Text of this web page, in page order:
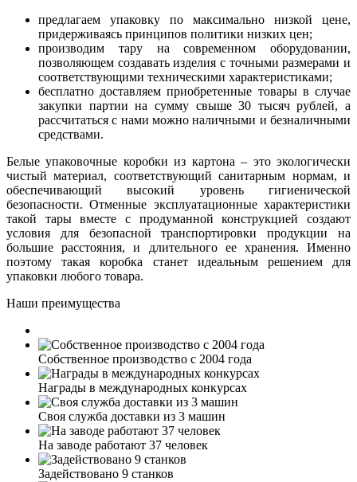
предлагаем упаковку по максимально низкой цене,
придерживаясь принципов политики низких цен;
производим тару на современном оборудовании,
позволяющем создавать изделия с точными размерами и
соответствующими техническими характеристиками;
бесплатно доставляем приобретенные товары в случае
закупки партии на сумму свыше 30 тысяч рублей, а
рассчитаться с нами можно наличными и безналичными
средствами.
Белые упаковочные коробки из картона – это экологически
чистый материал, соответствующий санитарным нормам, и
обеспечивающий высокий уровень гигиенической
безопасности. Отменные эксплуатационные характеристики
такой тары вместе с продуманной конструкцией создают
условия для безопасной транспортировки продукции на
большие расстояния, и длительного ее хранения. Именно
поэтому такая коробка станет идеальным решением для
упаковки любого товара.
Наши преимущества
Собственное производство с 2004 года
Награды в международных конкурсах
Своя служба доставки из 3 машин
На заводе работают 37 человек
Задействовано 9 станков